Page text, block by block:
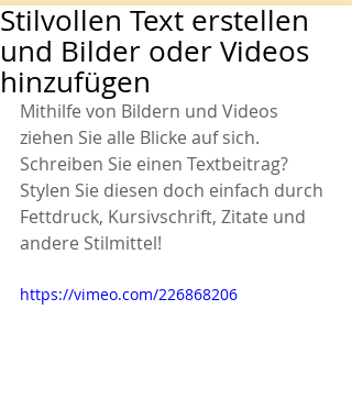
Stilvollen Text erstellen
und Bilder oder Videos
hinzufügen
Mithilfe von Bildern und Videos
ziehen Sie alle Blicke auf sich.
Schreiben Sie einen Textbeitrag?
Stylen Sie diesen doch einfach durch
Fettdruck, Kursivschrift, Zitate und
andere Stilmittel!
https://vimeo.com/226868206